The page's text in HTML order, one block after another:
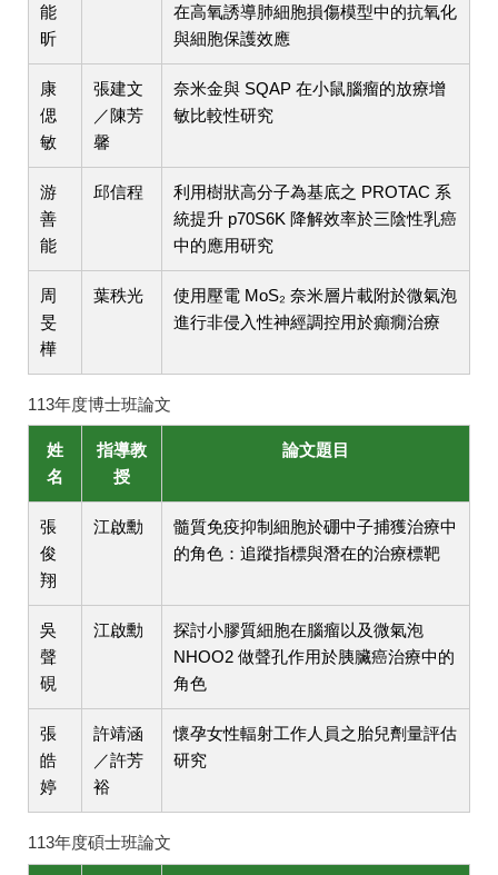
能
昕
在高氧誘導肺細胞損傷模型中的抗氧化
與細胞保護效應
康
偲
敏
張建文
／陳芳
馨
奈米金與 SQAP 在小鼠腦瘤的放療增
敏比較性研究
游
善
能
邱信程
利用樹狀高分子為基底之 PROTAC 系
統提升 p70S6K 降解效率於三陰性乳癌
中的應用研究
周
旻
樺
葉秩光
使用壓電 MoS₂ 奈米層片載附於微氣泡
進行非侵入性神經調控用於癲癇治療
113年度博士班論文
姓
名
指導教
授
論文題目
張
俊
翔
江啟勳
髓質免疫抑制細胞於硼中子捕獲治療中
的角色：追蹤指標與潛在的治療標靶
吳
聲
硯
江啟勳
探討小膠質細胞在腦瘤以及微氣泡
NHOO2 做聲孔作用於胰臟癌治療中的
角色
張
皓
婷
許靖涵
／許芳
裕
懷孕女性輻射工作人員之胎兒劑量評估
研究
113年度碩士班論文